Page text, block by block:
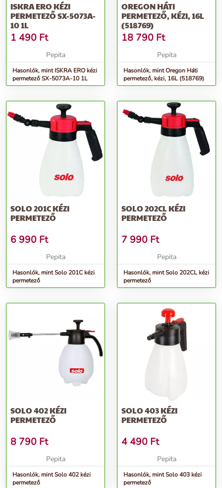
ISKRA ERO KÉZI
PERMETEZŐ SX-5073A-
10 1L
1 490 Ft
Pepita
Hasonlók, mint ISKRA ERO kézi
permetező SX-5073A-10 1L
OREGON HÁTI
PERMETEZŐ, KÉZI, 16L
(518769)
18 790 Ft
Pepita
Hasonlók, mint Oregon Háti
permetező, kézi, 16L (518769)
SOLO 201C KÉZI
PERMETEZŐ
6 990 Ft
Pepita
Hasonlók, mint Solo 201C kézi
permetező
SOLO 202CL KÉZI
PERMETEZŐ
7 990 Ft
Pepita
Hasonlók, mint Solo 202CL kézi
permetező
SOLO 402 KÉZI
PERMETEZŐ
8 790 Ft
Pepita
Hasonlók, mint Solo 402 kézi
permetező
SOLO 403 KÉZI
PERMETEZŐ
4 490 Ft
Pepita
Hasonlók, mint Solo 403 kézi
permetező